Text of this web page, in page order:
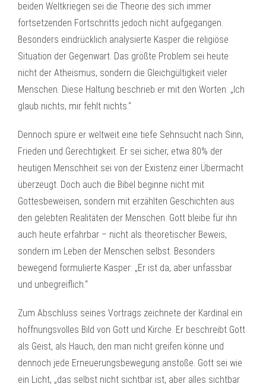
beiden Weltkriegen sei die Theorie des sich immer
fortsetzenden Fortschritts jedoch nicht aufgegangen.
Besonders eindrücklich analysierte Kasper die religiöse
Situation der Gegenwart. Das größte Problem sei heute
nicht der Atheismus, sondern die Gleichgültigkeit vieler
Menschen. Diese Haltung beschrieb er mit den Worten: „Ich
glaub nichts, mir fehlt nichts.“
Dennoch spüre er weltweit eine tiefe Sehnsucht nach Sinn,
Frieden und Gerechtigkeit. Er sei sicher, etwa 80% der
heutigen Menschheit sei von der Existenz einer Übermacht
überzeugt. Doch auch die Bibel beginne nicht mit
Gottesbeweisen, sondern mit erzählten Geschichten aus
den gelebten Realitäten der Menschen. Gott bleibe für ihn
auch heute erfahrbar – nicht als theoretischer Beweis,
sondern im Leben der Menschen selbst. Besonders
bewegend formulierte Kasper: „Er ist da, aber unfassbar
und unbegreiflich.“
Zum Abschluss seines Vortrags zeichnete der Kardinal ein
hoffnungsvolles Bild von Gott und Kirche. Er beschreibt Gott
als Geist, als Hauch, den man nicht greifen könne und
dennoch jede Erneuerungsbewegung anstoße. Gott sei wie
ein Licht, „das selbst nicht sichtbar ist, aber alles sichtbar